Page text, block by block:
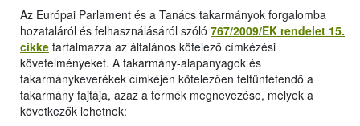
Az Európai Parlament és a Tanács takarmányok forgalomba
hozataláról és felhasználásáról szóló 767/2009/EK rendelet 15.
cikke tartalmazza az általános kötelező címkézési
követelményeket. A takarmány-alapanyagok és
takarmánykeverékek címkéjén kötelezően feltüntetendő a
takarmány fajtája, azaz a termék megnevezése, melyek a
következők lehetnek: